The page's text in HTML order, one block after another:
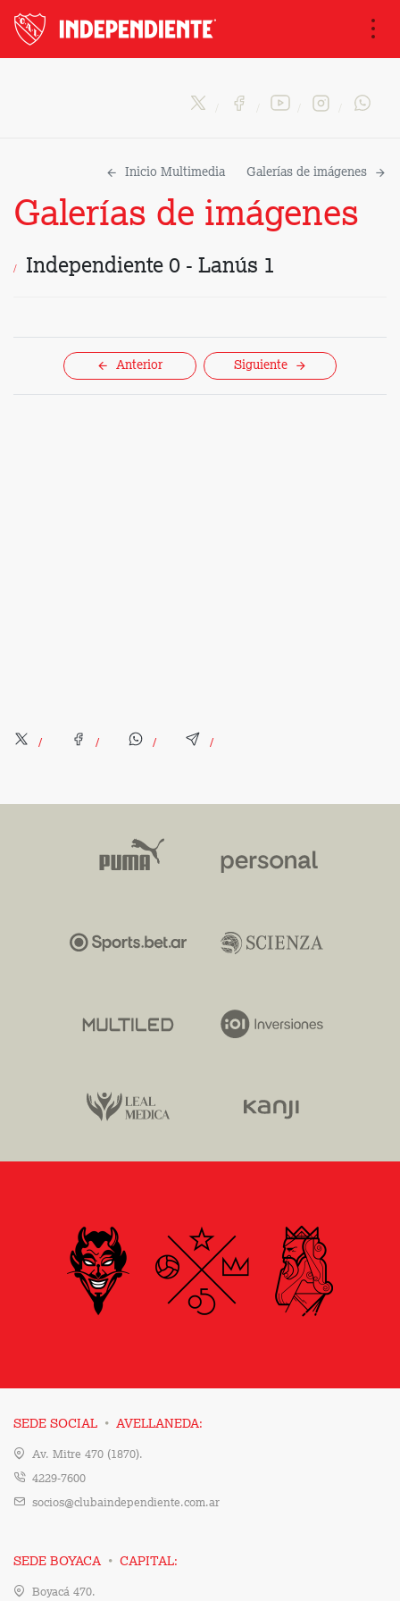
Galerías de imágenes
Inicio Multimedia
Galerías de imágenes
Independiente 0 - Lanús 1
Anterior Siguiente
SEDE SOCIAL · AVELLANEDA:
Av. Mitre 470 (1870).
4229-7600
socios@clubaindependiente.com.ar
SEDE BOYACA · CAPITAL:
Boyacá 470.